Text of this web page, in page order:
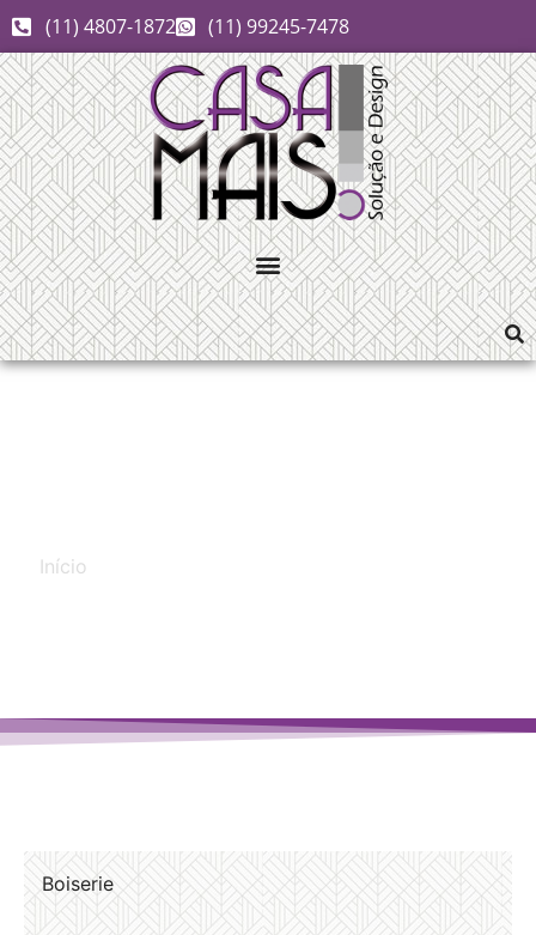
(11) 4807-1872 (11) 99245-7478
Início
Boiserie